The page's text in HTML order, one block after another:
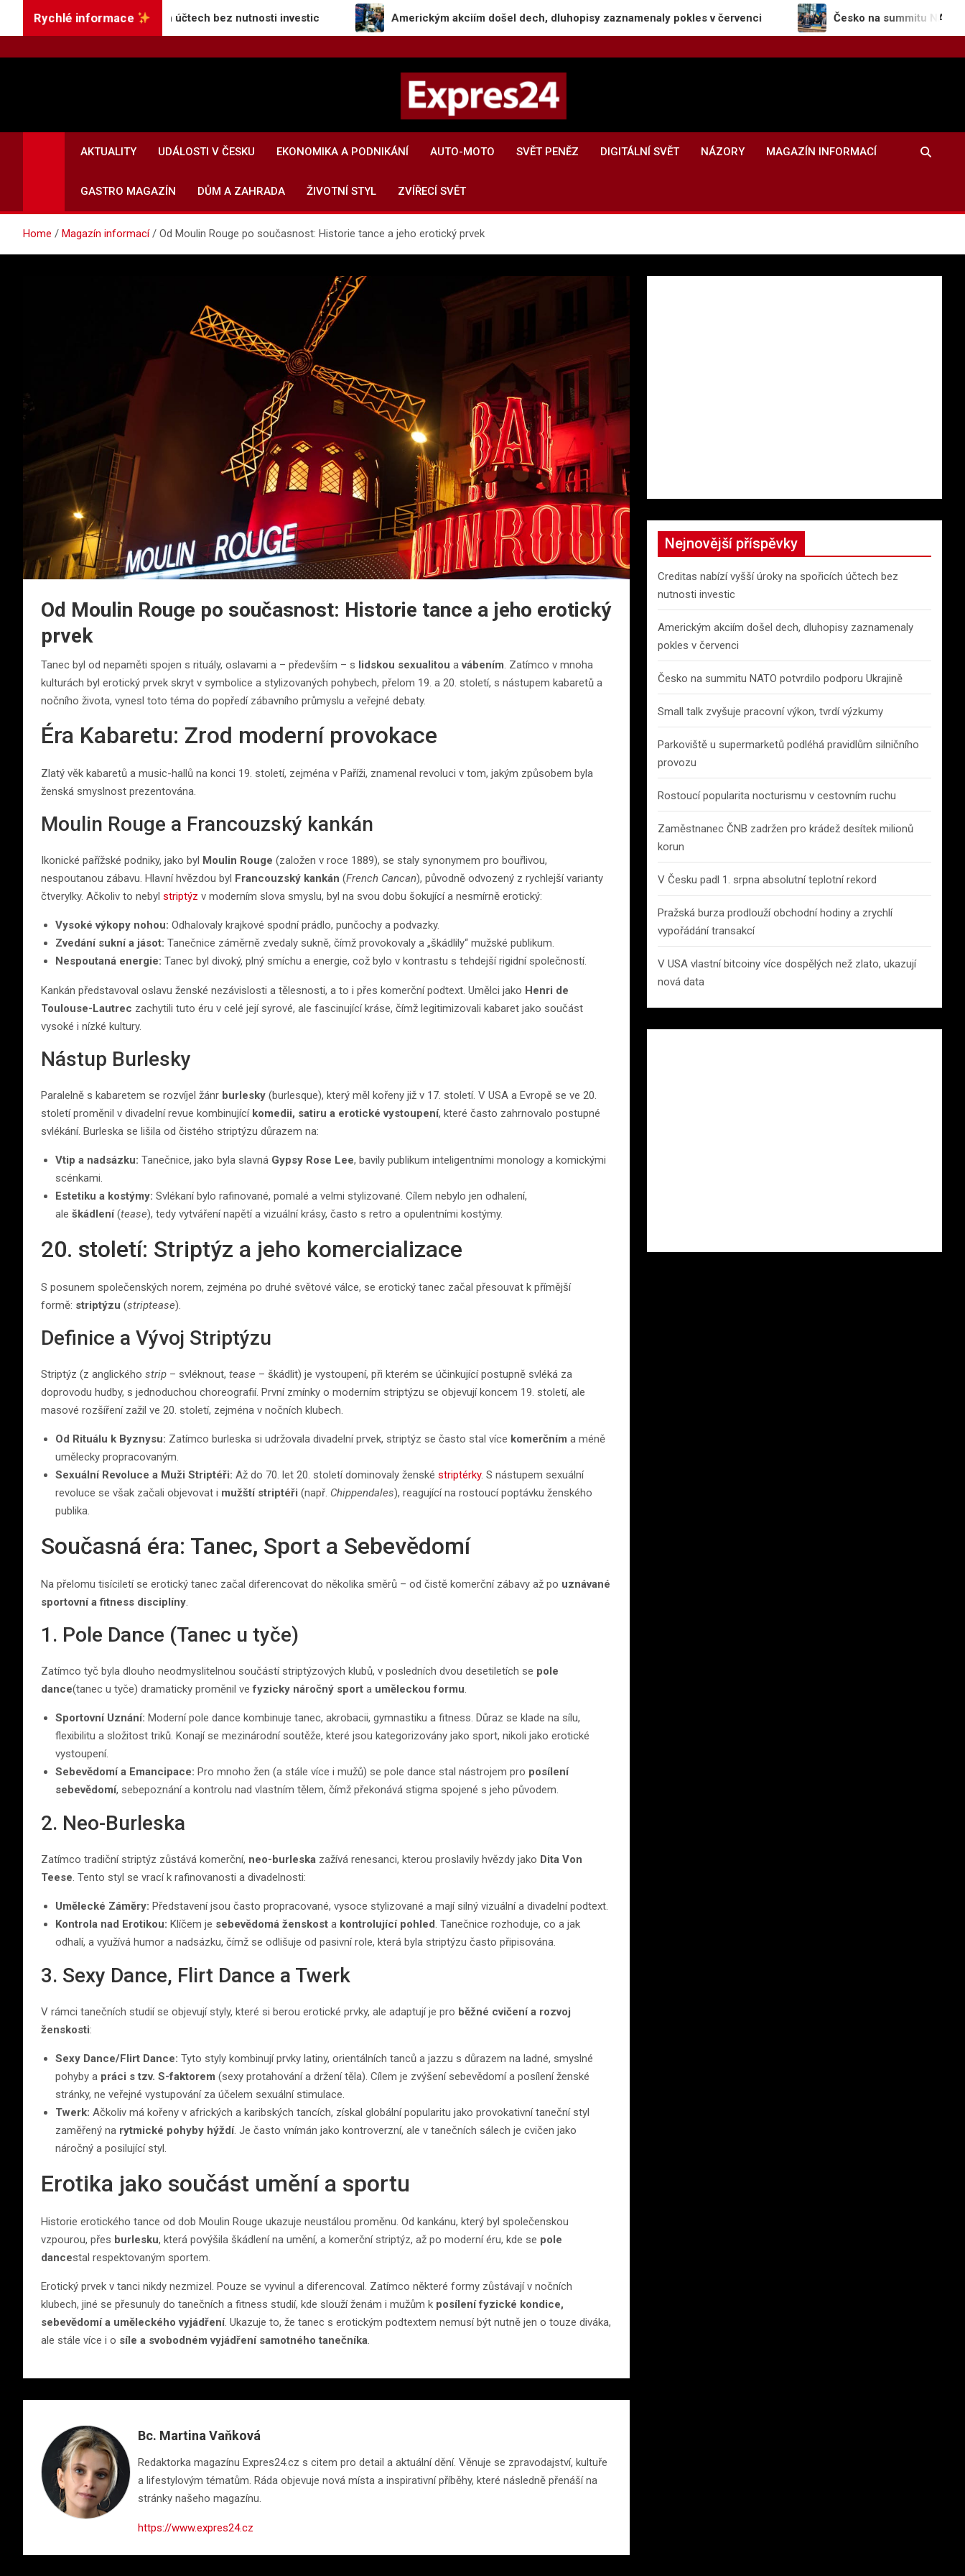
Rychlé informace
úroky na spořicích účtech bez nutnosti investic Americkým akciím došel dech, dluhopisy zaznamenaly pokles v červenci Česko na summitu NATO potvrdilo
Expres24.cz
Rychlé zprávy po celý den
AKTUALITY
UDÁLOSTI V ČESKU EKONOMIKA A PODNIKÁNÍ AUTO-MOTO SVĚT PENĚZ DIGITÁLNÍ SVĚT NÁZORY MAGAZÍN INFORMACÍ
GASTRO MAGAZÍN DŮM A ZAHRADA ŽIVOTNÍ STYL ZVÍŘECÍ SVĚT
Home Magazín informací Od Moulin Rouge po současnost: Historie tance a jeho erotický prvek
Od Moulin Rouge po současnost: Historie tance a jeho erotický
prvek
Tanec byl od nepaměti spojen s rituály, oslavami a – především – s lidskou sexualitou avábením. Zatímco v mnoha
kulturách byl erotický prvek skryt v symbolice a stylizovaných pohybech, přelom 19. a 20. století, s nástupem kabaretů a
nočního života, vynesl toto téma do popředí zábavního průmyslu a veřejné debaty.
Éra Kabaretu: Zrod moderní provokace
Zlatý věk kabaretů a music-hallů na konci 19. století, zejména v Paříži, znamenal revoluci v tom, jakým způsobem byla
ženská smyslnost prezentována.
Moulin Rouge a Francouzský kankán
Ikonické pařížské podniky, jako byl Moulin Rouge (založen v roce 1889), se staly synonymem pro bouřlivou,
nespoutanou zábavu. Hlavní hvězdou byl Francouzský kankán (French Cancan), původně odvozený z rychlejší varianty
čtverylky. Ačkoliv to nebyl striptýz v moderním slova smyslu, byl na svou dobu šokující a nesmírně erotický:
Vysoké výkopy nohou: Odhalovaly krajkové spodní prádlo, punčochy a podvazky.
Zvedání sukní a jásot: Tanečnice záměrně zvedaly sukně, čímž provokovaly a „škádlily“ mužské publikum.
Nespoutaná energie: Tanec byl divoký, plný smíchu a energie, což bylo v kontrastu s tehdejší rigidní společností.
Kankán představoval oslavu ženské nezávislosti a tělesnosti, a to i přes komerční podtext. Umělci jako Henri de
Toulouse-Lautrec zachytili tuto éru v celé její syrové, ale fascinující kráse, čímž legitimizovali kabaret jako součást
vysoké i nízké kultury.
Nástup Burlesky
Paralelně s kabaretem se rozvíjel žánr burlesky (burlesque), který měl kořeny již v 17. století. V USA a Evropě se ve 20.
století proměnil v divadelní revue kombinující komedii, satiru a erotické vystoupení, které často zahrnovalo postupné
svlékání. Burleska se lišila od čistého striptýzu důrazem na:
Vtip a nadsázku: Tanečnice, jako byla slavná Gypsy Rose Lee, bavily publikum inteligentními monology a komickými
scénkami.
Estetiku a kostýmy: Svlékaní bylo rafinované, pomalé a velmi stylizované. Cílem nebylo jen odhalení,
ale škádlení(tease), tedy vytváření napětí a vizuální krásy, často s retro a opulentními kostýmy.
20. století: Striptýz a jeho komercializace
S posunem společenských norem, zejména po druhé světové válce, se erotický tanec začal přesouvat k přímější
formě: striptýzu (striptease).
Definice a Vývoj Striptýzu
Striptýz (z anglického strip – svléknout, tease – škádlit) je vystoupení, při kterém se účinkující postupně svléká za
doprovodu hudby, s jednoduchou choreografií. První zmínky o moderním striptýzu se objevují koncem 19. století, ale
masové rozšíření zažil ve 20. století, zejména v nočních klubech.
Od Rituálu k Byznysu: Zatímco burleska si udržovala divadelní prvek, striptýz se často stal více komerčním a méně
umělecky propracovaným.
Sexuální Revoluce a Muži Striptéři: Až do 70. let 20. století dominovaly ženské striptérky. S nástupem sexuální
revoluce se však začali objevovat i mužští striptéři (např. Chippendales), reagující na rostoucí poptávku ženského
publika.
Současná éra: Tanec, Sport a Sebevědomí
Na přelomu tisíciletí se erotický tanec začal diferencovat do několika směrů – od čistě komerční zábavy až po uznávané
sportovní a fitness disciplíny.
1. Pole Dance (Tanec u tyče)
Zatímco tyč byla dlouho neodmyslitelnou součástí striptýzových klubů, v posledních dvou desetiletích se pole
dance(tanec u tyče) dramaticky proměnil vefyzicky náročný sport a uměleckou formu.
Sportovní Uznání: Moderní pole dance kombinuje tanec, akrobacii, gymnastiku a fitness. Důraz se klade na sílu,
flexibilitu a složitost triků. Konají se mezinárodní soutěže, které jsou kategorizovány jako sport, nikoli jako erotické
vystoupení.
Sebevědomí a Emancipace: Pro mnoho žen (a stále více i mužů) se pole dance stal nástrojem pro posílení
sebevědomí, sebepoznání a kontrolu nad vlastním tělem, čímž překonává stigma spojené s jeho původem.
2. Neo-Burleska
Zatímco tradiční striptýz zůstává komerční, neo-burleska zažívá renesanci, kterou proslavily hvězdy jako Dita Von
Teese. Tento styl se vrací k rafinovanosti a divadelnosti:
Umělecké Záměry: Představení jsou často propracované, vysoce stylizované a mají silný vizuální a divadelní podtext.
Kontrola nad Erotikou: Klíčem je sebevědomá ženskost a kontrolující pohled. Tanečnice rozhoduje, co a jak
odhalí, a využívá humor a nadsázku, čímž se odlišuje od pasivní role, která byla striptýzu často připisována.
3. Sexy Dance, Flirt Dance a Twerk
V rámci tanečních studií se objevují styly, které si berou erotické prvky, ale adaptují je pro běžné cvičení a rozvoj
ženskosti:
Sexy Dance/Flirt Dance: Tyto styly kombinují prvky latiny, orientálních tanců a jazzu s důrazem na ladné, smyslné
pohyby a práci s tzv. S-faktorem (sexy protahování a držení těla). Cílem je zvýšení sebevědomí a posílení ženské
stránky, ne veřejné vystupování za účelem sexuální stimulace.
Twerk: Ačkoliv má kořeny v afrických a karibských tancích, získal globální popularitu jako provokativní taneční styl
zaměřený na rytmické pohyby hýždí. Je často vnímán jako kontroverzní, ale v tanečních sálech je cvičen jako
náročný a posilující styl.
Erotika jako součást umění a sportu
Historie erotického tance od dob Moulin Rouge ukazuje neustálou proměnu. Od kankánu, který byl společenskou
vzpourou, přes burlesku, která povýšila škádlení na umění, a komerční striptýz, až po moderní éru, kde se pole
dancestal respektovaným sportem.
Erotický prvek v tanci nikdy nezmizel. Pouze se vyvinul a diferencoval. Zatímco některé formy zůstávají v nočních
klubech, jiné se přesunuly do tanečních a fitness studií, kde slouží ženám i mužům k posílení fyzické kondice,
sebevědomí a uměleckého vyjádření. Ukazuje to, že tanec s erotickým podtextem nemusí být nutně jen o touze diváka,
ale stále více i o síle a svobodném vyjádření samotného tanečníka.
Bc. Martina Vaňková
Redaktorka magazínu Expres24.cz s citem pro detail a aktuální dění. Věnuje se zpravodajství, kultuře
a lifestylovým tématům. Ráda objevuje nová místa a inspirativní příběhy, které následně přenáší na
stránky našeho magazínu.
https://www.expres24.cz
Nejnovější příspěvky
Creditas nabízí vyšší úroky na spořicích účtech bez
nutnosti investic
Americkým akciím došel dech, dluhopisy zaznamenaly
pokles v červenci
Česko na summitu NATO potvrdilo podporu Ukrajině
Small talk zvyšuje pracovní výkon, tvrdí výzkumy
Parkoviště u supermarketů podléhá pravidlům silničního
provozu
Rostoucí popularita nocturismu v cestovním ruchu
Zaměstnanec ČNB zadržen pro krádež desítek milionů
korun
V Česku padl 1. srpna absolutní teplotní rekord
Pražská burza prodlouží obchodní hodiny a zrychlí
vypořádání transakcí
V USA vlastní bitcoiny více dospělých než zlato, ukazují
nová data